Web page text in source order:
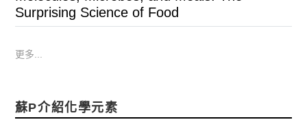
Surprising Science of Food
更多...
蘇P介紹化學元素